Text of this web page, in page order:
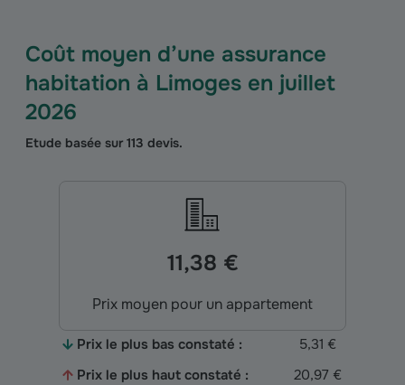
Coût moyen d’une assurance
habitation à Limoges en juillet
2026
Etude basée sur 113 devis.
11,38 €
Prix moyen pour un appartement
Prix le plus bas constaté :
5,31 €
Prix le plus haut constaté :
20,97 €